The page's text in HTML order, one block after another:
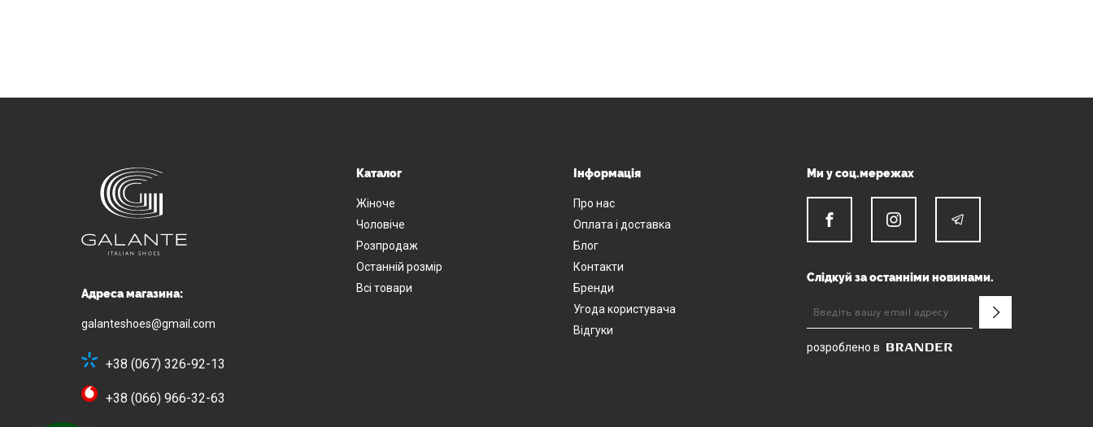
Адреса магазина:
galanteshoes@gmail.com
+38 (067) 326-92-13
+38 (066) 966-32-63
Каталог
Жіноче
Чоловіче
Розпродаж
Останній розмір
Всі товари
Інформація
Про нас
Оплата і доставка
Блог
Контакти
Бренди
Угода користувача
Відгуки
Ми у соц.мережах
Слідкуй за останніми новинами.
розроблено в